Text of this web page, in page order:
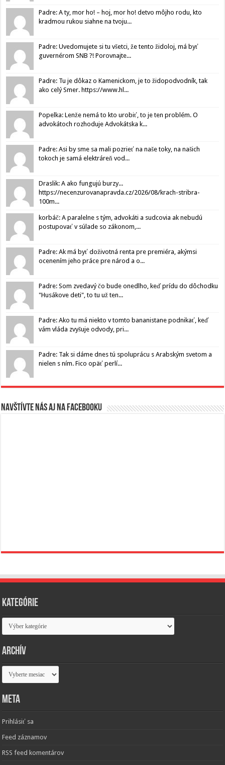
Padre: A ty, mor ho! – hoj, mor ho! detvo môjho rodu, kto
kradmou rukou siahne na tvoju...
Padre: Uvedomujete si tu všetci, že tento židoloj, má byť
guvernérom SNB ?! Porovnajte...
Padre: Tu je dôkaz o Kamenickom, je to židopodvodník, tak
ako celý Smer. https://www.hl...
Popelka: Lenže nemá to kto urobiť, to je ten problém. O
advokátoch rozhoduje Advokátska k...
Padre: Asi by sme sa mali pozrieť na naše toky, na našich
tokoch je samá elektráreň vod...
Draslik: A ako fungujú burzy...
https://necenzurovanapravda.cz/2026/08/krach-stribra-
100m...
korbáč: A paralelne s tým, advokáti a sudcovia ak nebudú
postupovať v súlade so zákonom,...
Padre: Ak má byť doživotná renta pre premiéra, akýmsi
ocenením jeho práce pre národ a o...
Padre: Som zvedavý čo bude onedlho, keď prídu do dôchodku
"Husákove deti", to tu už ten...
Padre: Ako tu má niekto v tomto bananistane podnikať, keď
vám vláda zvyšuje odvody, pri...
Padre: Tak si dáme dnes tú spoluprácu s Arabským svetom a
nielen s ním. Fico opäť perlí...
Navštívte nás aj na Facebooku
Kategórie
Kategórie
Archív
Archív
Meta
Prihlásiť sa
Feed záznamov
RSS feed komentárov